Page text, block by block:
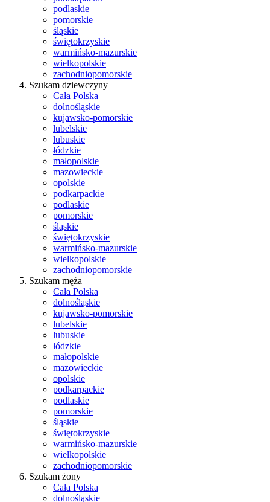
podlaskie
pomorskie
śląskie
świętokrzyskie
warmińsko-mazurskie
wielkopolskie
zachodniopomorskie
Szukam dziewczyny
Cała Polska
dolnośląskie
kujawsko-pomorskie
lubelskie
lubuskie
łódzkie
małopolskie
mazowieckie
opolskie
podkarpackie
podlaskie
pomorskie
śląskie
świętokrzyskie
warmińsko-mazurskie
wielkopolskie
zachodniopomorskie
Szukam męża
Cała Polska
dolnośląskie
kujawsko-pomorskie
lubelskie
lubuskie
łódzkie
małopolskie
mazowieckie
opolskie
podkarpackie
podlaskie
pomorskie
śląskie
świętokrzyskie
warmińsko-mazurskie
wielkopolskie
zachodniopomorskie
Szukam żony
Cała Polska
dolnośląskie